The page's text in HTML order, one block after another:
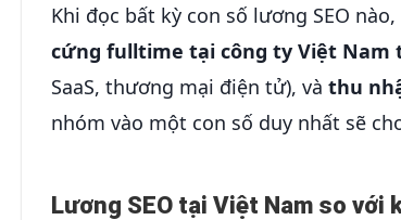
Khi đọc bất kỳ con số lương SEO
cứng fulltime tại công ty Việt Nam
SaaS, thương mại điện tử), và thu
nhóm vào một con số duy nhất sẽ
Lương SEO tại Việt Nam so